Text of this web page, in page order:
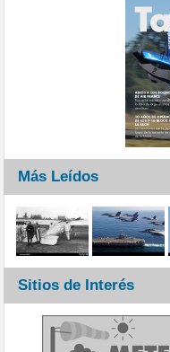
Más Leídos
Sitios de Interés